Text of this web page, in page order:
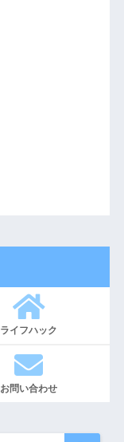
ライフハック
お問い合わせ